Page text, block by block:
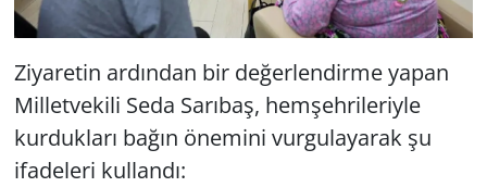
Ziyaretin ardından bir değerlendirme yapan
Milletvekili Seda Sarıbaş, hemşehrileriyle
kurdukları bağın önemini vurgulayarak şu
ifadeleri kullandı: